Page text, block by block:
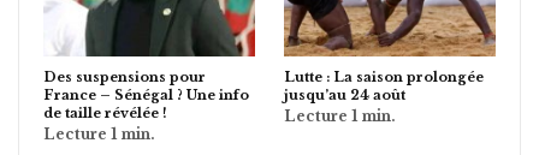
Des suspensions pour
France – Sénégal ? Une info
de taille révélée !
Lutte : La saison prolongée
jusqu’au 24 août